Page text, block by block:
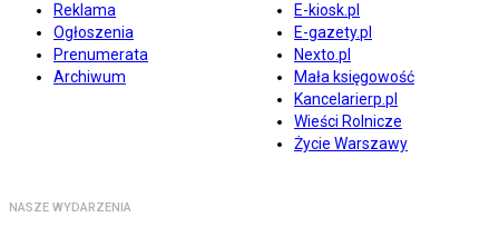
Reklama
Ogłoszenia
Prenumerata
Archiwum
E-kiosk.pl
E-gazety.pl
Nexto.pl
Mała księgowość
Kancelarierp.pl
Wieści Rolnicze
Życie Warszawy
NASZE WYDARZENIA